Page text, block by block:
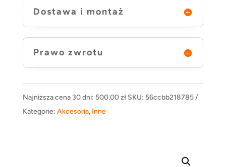
Dostawa i montaż
Prawo zwrotu
Najniższa cena 30 dni: 500.00zł SKU: 56ccbb218785
Kategorie: Akcesoria, Inne